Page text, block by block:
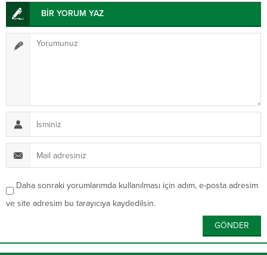
BİR YORUM YAZ
Daha sonraki yorumlarımda kullanılması için adım, e-posta adresim
ve site adresim bu tarayıcıya kaydedilsin.